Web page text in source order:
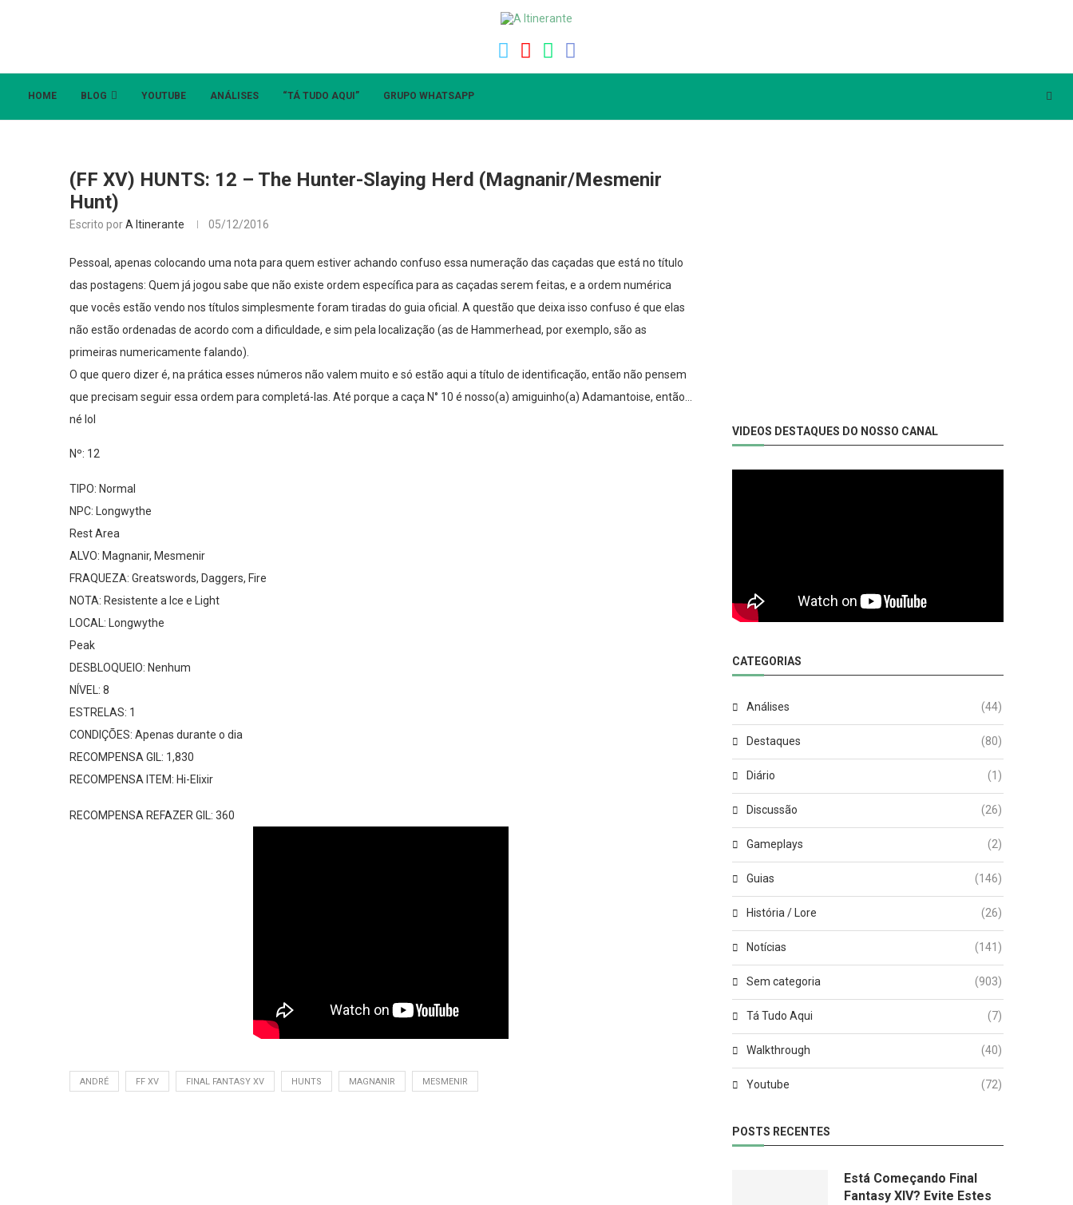
HOME BLOG YOUTUBE ANÁLISES “TÁ TUDO AQUI” GRUPO WHATSAPP
(FF XV) HUNTS: 12 – The Hunter-Slaying Herd (Magnanir/Mesmenir
Hunt)
Escrito porA Itinerante 05/12/2016
Pessoal, apenas colocando uma nota para quem estiver achando confuso essa numeração das caçadas que está no título
das postagens: Quem já jogou sabe que não existe ordem específica para as caçadas serem feitas, e a ordem numérica
que vocês estão vendo nos títulos simplesmente foram tiradas do guia oficial. A questão que deixa isso confuso é que elas
não estão ordenadas de acordo com a dificuldade, e sim pela localização (as de Hammerhead, por exemplo, são as
primeiras numericamente falando).
O que quero dizer é, na prática esses números não valem muito e só estão aqui a título de identificação, então não pensem
que precisam seguir essa ordem para completá-las. Até porque a caça N° 10 é nosso(a) amiguinho(a) Adamantoise, então…
né lol
Nº: 12
TIPO: Normal
NPC: Longwythe
Rest Area
ALVO: Magnanir, Mesmenir
FRAQUEZA: Greatswords, Daggers, Fire
NOTA: Resistente a Ice e Light
LOCAL:
Longwythe
Peak
DESBLOQUEIO: Nenhum
NÍVEL: 8
ESTRELAS: 1
CONDIÇÕES: Apenas durante o dia
RECOMPENSA GIL: 1,830
RECOMPENSA ITEM: Hi-Elixir
RECOMPENSA REFAZER GIL: 360
ANDRÉ FF XV FINAL FANTASY XV HUNTS MAGNANIR MESMENIR
VIDEOS DESTAQUES DO NOSSO CANAL
CATEGORIAS
Análises (44)
Destaques (80)
Diário (1)
Discussão (26)
Gameplays (2)
Guias (146)
História / Lore (26)
Notícias (141)
Sem categoria (903)
Tá Tudo Aqui (7)
Walkthrough (40)
Youtube (72)
POSTS RECENTES
Está Começando Final
Fantasy XIV? Evite Estes